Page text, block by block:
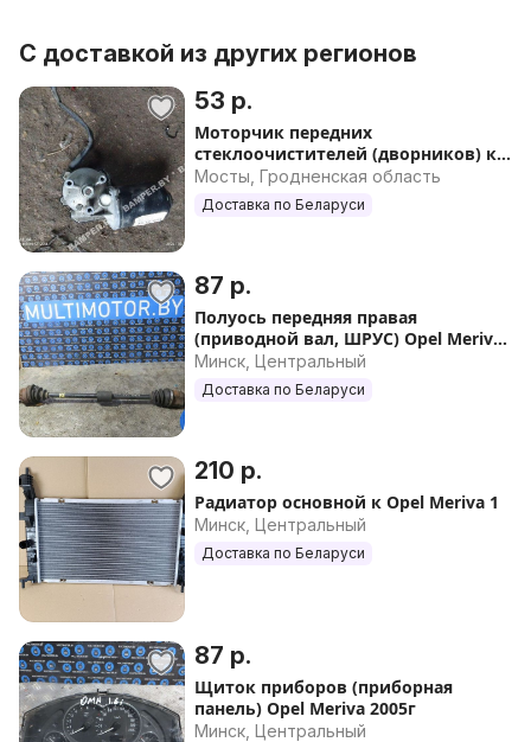
С доставкой из других регионов
53 р.
Моторчик передних
стеклоочистителей (дворников) к
Opel Meriva 1
Мосты, Гродненская область
Доставка по Беларуси
87 р.
Полуось передняя правая
(приводной вал, ШРУС) Opel Meriva
2005г
Минск, Центральный
Доставка по Беларуси
210 р.
Радиатор основной к Opel Meriva 1
Минск, Центральный
Доставка по Беларуси
87 р.
Щиток приборов (приборная
панель) Opel Meriva 2005г
Минск, Центральный